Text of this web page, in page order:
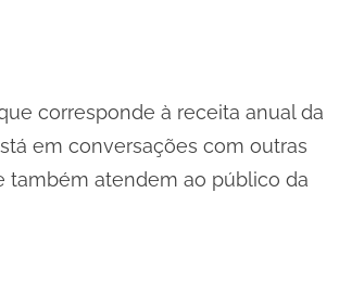
corresponde à receita anual da
em conversações com outras
também atendem ao público da